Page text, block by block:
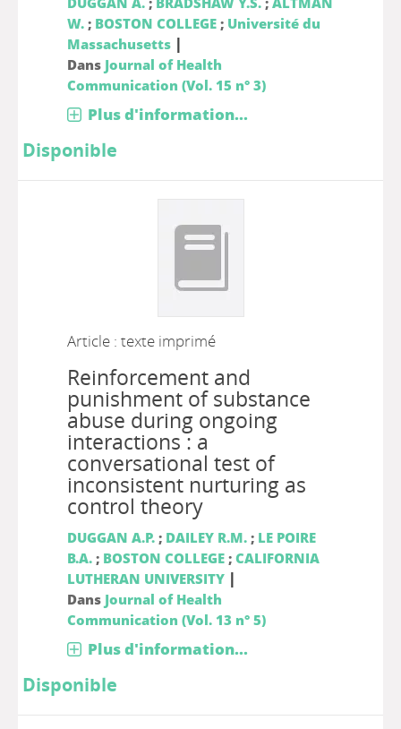
W.; BOSTON COLLEGE; Université du
Massachusetts |
Dans Journal of Health
Communication (Vol. 15 n° 3)
Plus d'information...
Disponible
Article : texte imprimé
Reinforcement and
punishment of substance
abuse during ongoing
interactions : a
conversational test of
inconsistent nurturing as
control theory
DUGGAN A.P.; DAILEY R.M.; LE POIRE
B.A.; BOSTON COLLEGE; CALIFORNIA
LUTHERAN UNIVERSITY |
Dans Journal of Health
Communication (Vol. 13 n° 5)
Plus d'information...
Disponible